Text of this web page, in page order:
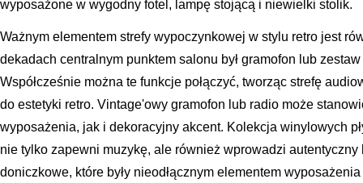
wyposażone w wygodny fotel, lampę stojącą i niewielki stolik.
Ważnym elementem strefy wypoczynkowej w stylu retro jest
dekadach centralnym punktem salonu był gramofon lub
Współcześnie można te funkcje połączyć, tworząc strefę
do estetyki retro. Vintage'owy gramofon lub radio może
wyposażenia, jak i dekoracyjny akcent. Kolekcja winylowych
nie tylko zapewni muzykę, ale również wprowadzi autentyczny
doniczkowe, które były nieodłącznym elementem